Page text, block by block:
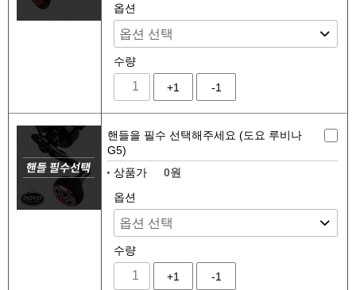
옵션
수량
+1 -1
핸들을 필수 선택해주세요 (도요 루비나
G5)
상품가
0원
옵션
수량
+1 -1